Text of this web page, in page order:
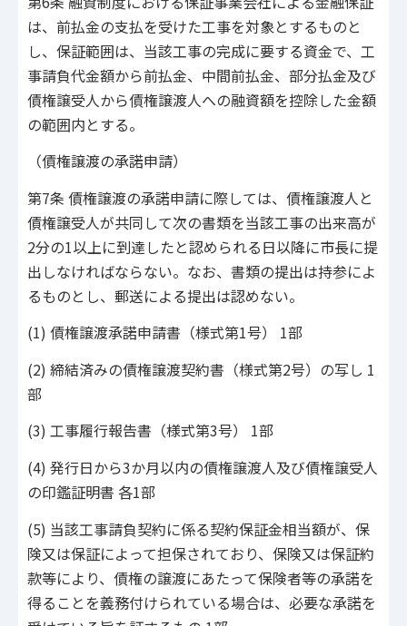
は、前払金の支払を受けた工事を対象とするものと
し、保証範囲は、当該工事の完成に要する資金で、工
事請負代金額から前払金、中間前払金、部分払金及び
債権譲受人から債権譲渡人への融資額を控除した金額
の範囲内とする。
（債権譲渡の承諾申請）
第7条 債権譲渡の承諾申請に際しては、債権譲渡人と
債権譲受人が共同して次の書類を当該工事の出来高が
2分の1以上に到達したと認められる日以降に市長に提
出しなければならない。なお、書類の提出は持参によ
るものとし、郵送による提出は認めない。
(1) 債権譲渡承諾申請書（様式第1号） 1部
(2) 締結済みの債権譲渡契約書（様式第2号）の写し 1
部
(3) 工事履行報告書（様式第3号） 1部
(4) 発行日から3か月以内の債権譲渡人及び債権譲受人
の印鑑証明書 各1部
(5) 当該工事請負契約に係る契約保証金相当額が、保
険又は保証によって担保されており、保険又は保証約
款等により、債権の譲渡にあたって保険者等の承諾を
得ることを義務付けられている場合は、必要な承諾を